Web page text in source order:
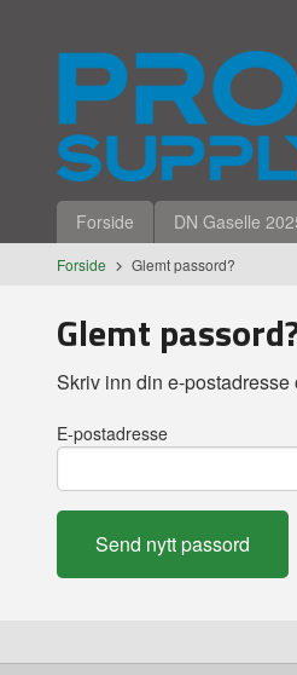
innholdet
Produkter
Forside DN Gaselle
Forside Glemt passord?
Glemt
Skriv inn din e-
E-postadresse